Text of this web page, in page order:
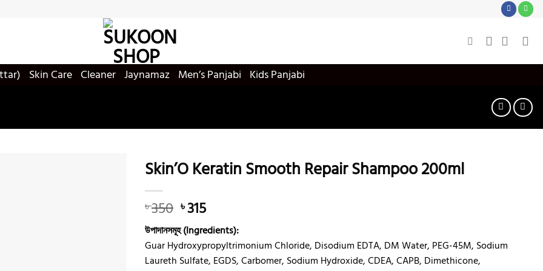
Skin Care Cleaner Jaynamaz Men’s Panjabi Kids Panjabi
Skin’O Keratin Smooth Repair Shampoo 200ml
৳350 Original
price
was:
৳ 350.
৳315Current
price
is:
৳ 315.
উপাদানসমূহ (Ingredients):
Guar Hydroxypropyltrimonium Chloride, Disodium EDTA, DM Water, PEG-45M, Sodium
Laureth Sulfate, EGDS, Carbomer, Sodium Hydroxide, CDEA, CAPB, Dimethicone,